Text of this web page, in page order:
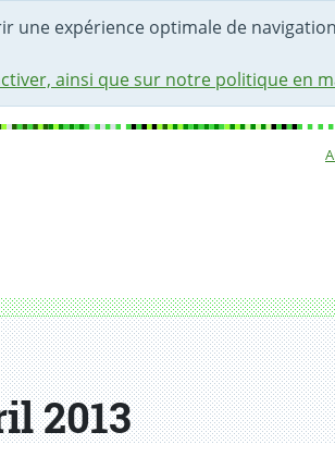
une expérience optimale de
ainsi que sur notre politique en
2013